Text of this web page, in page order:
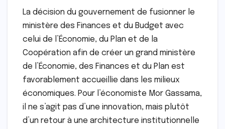
La décision du gouvernement de fusionner le
ministère des Finances et du Budget avec
celui de l’Économie, du Plan et de la
Coopération afin de créer un grand ministère
de l’Économie, des Finances et du Plan est
favorablement accueillie dans les milieux
économiques. Pour l’économiste Mor Gassama,
il ne s’agit pas d’une innovation, mais plutôt
d’un retour à une architecture institutionnelle